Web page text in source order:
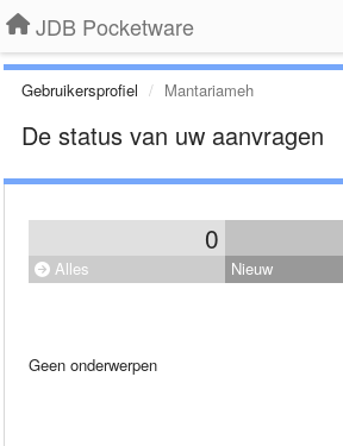
JDB Pocketware
Gebruikersprofiel Mantariameh
De status van uw aanvragen
0
Alles Nieuw
Geen onderwerpen